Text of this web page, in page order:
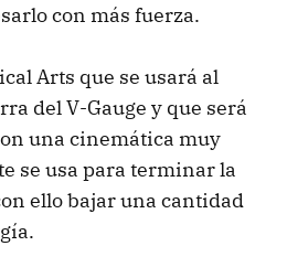
con más fuerza.
Arts que se usará al
del V-Gauge y que será
una cinemática muy
se usa para terminar la
ello bajar una cantidad